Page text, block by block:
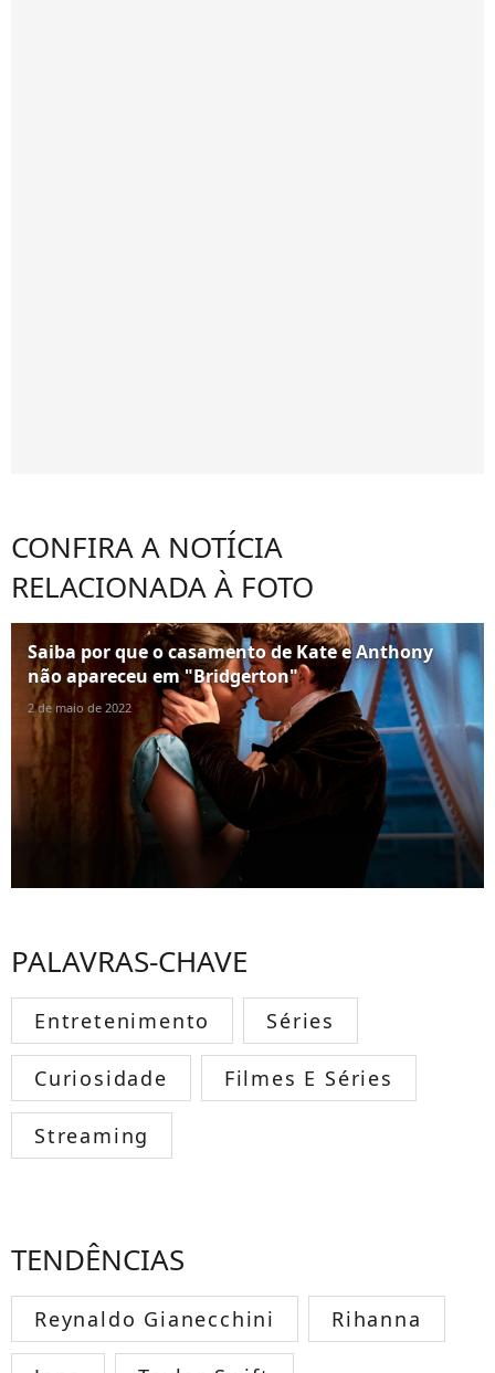
CONFIRA A NOTÍCIA
RELACIONADA À FOTO
Saiba por que o casamento de Kate e Anthony
não apareceu em "Bridgerton"
2 de maio de 2022
PALAVRAS-CHAVE
Entretenimento Séries
Curiosidade Filmes E Séries
Streaming
TENDÊNCIAS
Reynaldo Gianecchini Rihanna